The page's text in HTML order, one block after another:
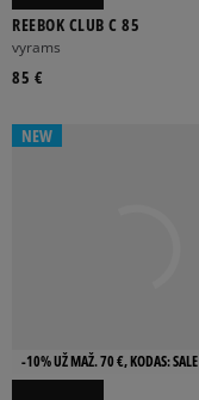
REEBOK CLUB C 85
vyrams
85 €
NEW
-10% UŽ MAŽ. 70 €, KODAS: SALE